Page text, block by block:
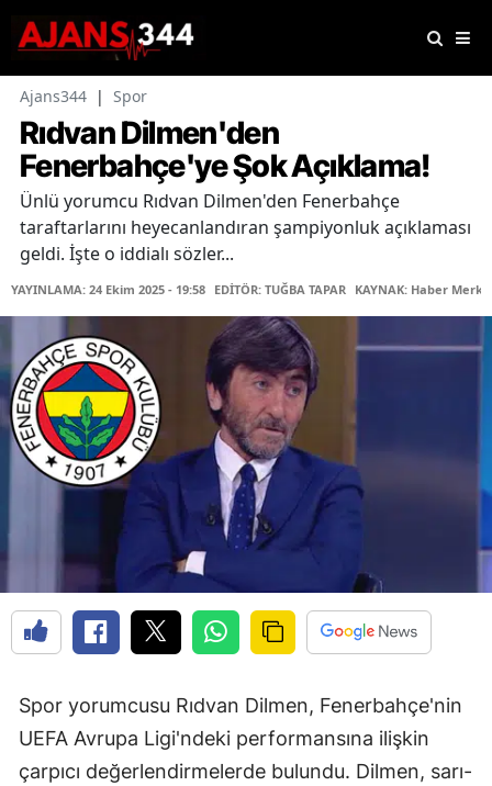
Ajans344 | Spor
Rıdvan Dilmen'den
Fenerbahçe'ye Şok Açıklama!
Ünlü yorumcu Rıdvan Dilmen'den Fenerbahçe
taraftarlarını heyecanlandıran şampiyonluk açıklaması
geldi. İşte o iddialı sözler...
YAYINLAMA: 24 Ekim 2025 - 19:58 EDİTÖR: TUĞBA TAPAR KAYNAK: Haber
Spor yorumcusu Rıdvan Dilmen, Fenerbahçe'nin
UEFA Avrupa Ligi'ndeki performansına ilişkin
çarpıcı değerlendirmelerde bulundu. Dilmen, sarı-